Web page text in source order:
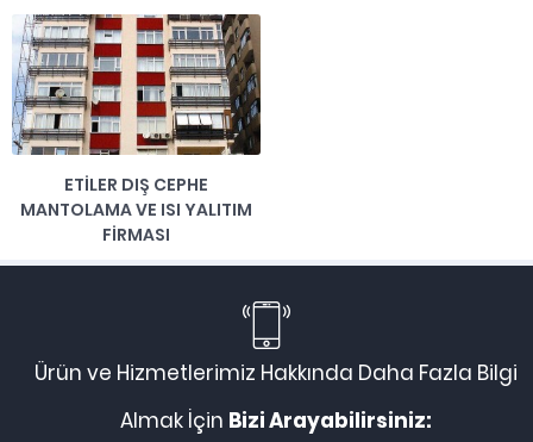
ETILER DIŞ CEPHE
MANTOLAMA VE ISI YALITIM
FIRMASI
Ürün ve Hizmetlerimiz Hakkında Daha Fazla Bilgi
Almak İçin Bizi Arayabilirsiniz: